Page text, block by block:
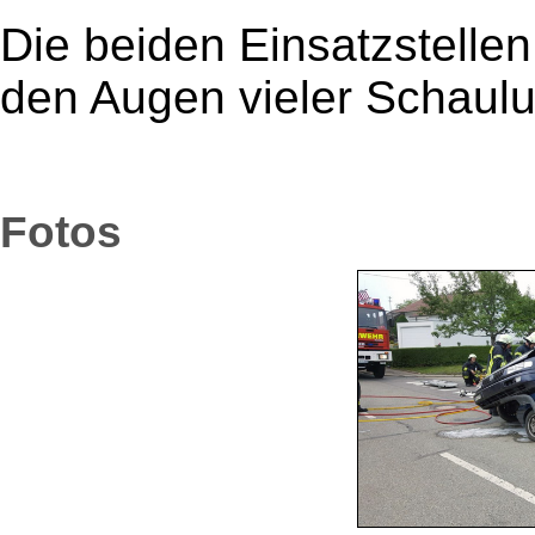
Die beiden
den Augen vieler
Fotos